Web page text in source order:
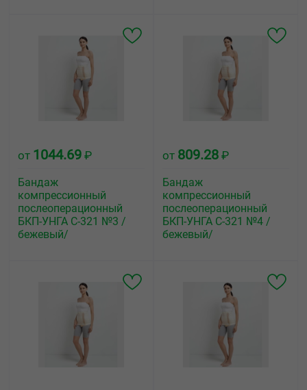
от 1044.69 ₽
Бандаж
компрессионный
послеоперационный
БКП-УНГА С-321 №3 /
бежевый/
от 809.28 ₽
Бандаж
компрессионный
послеоперационный
БКП-УНГА С-321 №4 /
бежевый/